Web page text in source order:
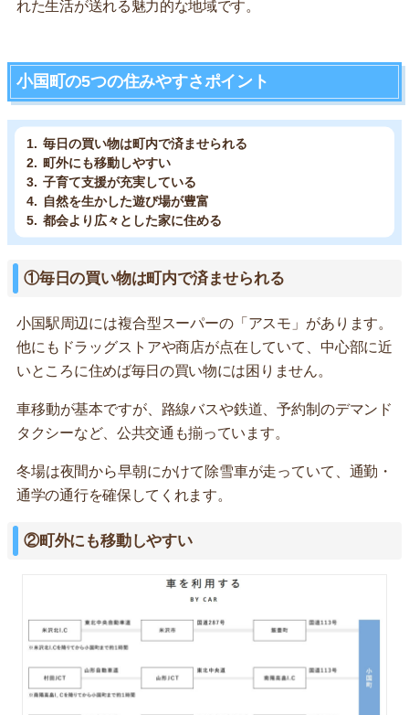
れた生活が送れる魅力的な地域です。
小国町の5つの住みやすさポイント
毎日の買い物は町内で済ませられる
町外にも移動しやすい
子育て支援が充実している
自然を生かした遊び場が豊富
都会より広々とした家に住める
①毎日の買い物は町内で済ませられる
小国駅周辺には複合型スーパーの「アスモ」があります。
他にもドラッグストアや商店が点在していて、中心部に近
いところに住めば毎日の買い物には困りません。
車移動が基本ですが、路線バスや鉄道、予約制のデマンド
タクシーなど、公共交通も揃っています。
冬場は夜間から早朝にかけて除雪車が走っていて、通勤・
通学の通行を確保してくれます。
②町外にも移動しやすい